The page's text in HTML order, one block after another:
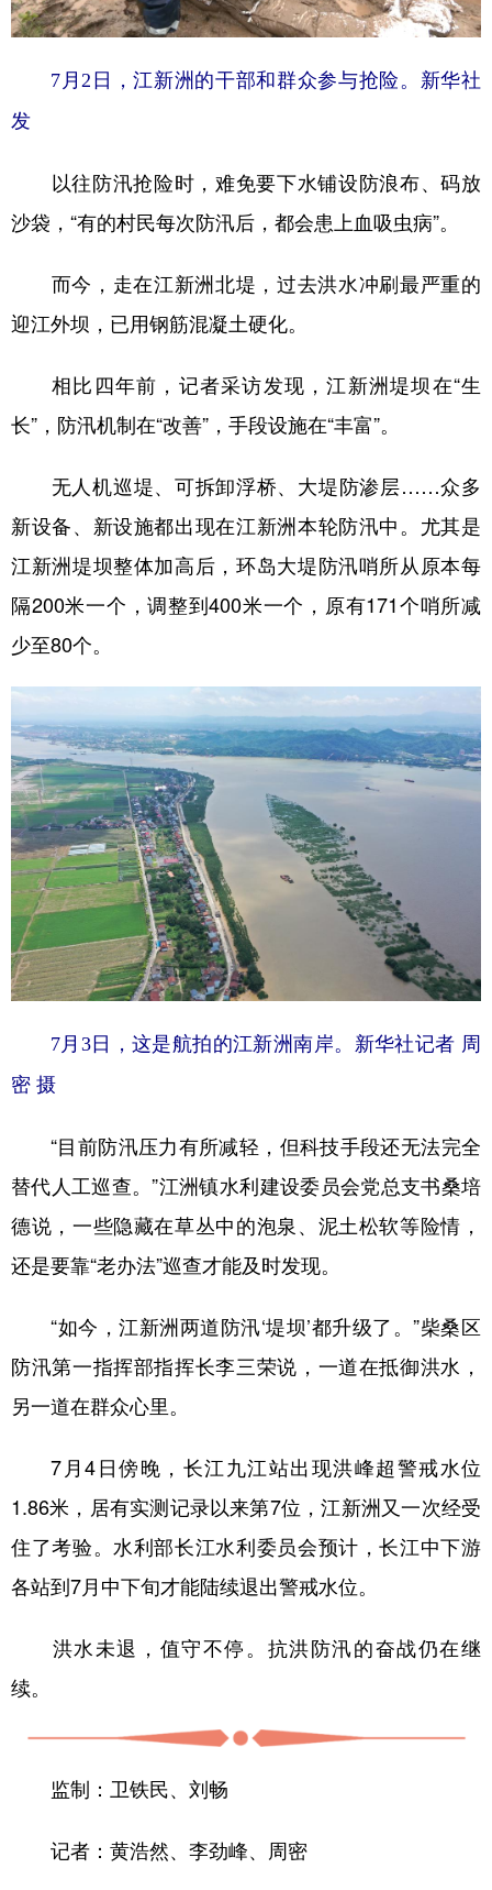
7月2日，江新洲的干部和群众参与抢险。新华社
发
以往防汛抢险时，难免要下水铺设防浪布、码放
沙袋，“有的村民每次防汛后，都会患上血吸虫病”。
而今，走在江新洲北堤，过去洪水冲刷最严重的
迎江外坝，已用钢筋混凝土硬化。
相比四年前，记者采访发现，江新洲堤坝在“生
长”，防汛机制在“改善”，手段设施在“丰富”。
无人机巡堤、可拆卸浮桥、大堤防渗层……众多
新设备、新设施都出现在江新洲本轮防汛中。尤其是
江新洲堤坝整体加高后，环岛大堤防汛哨所从原本每
隔200米一个，调整到400米一个，原有171个哨所减
少至80个。
7月3日，这是航拍的江新洲南岸。新华社记者 周
密 摄
“目前防汛压力有所减轻，但科技手段还无法完全
替代人工巡查。”江洲镇水利建设委员会党总支书桑培
德说，一些隐藏在草丛中的泡泉、泥土松软等险情，
还是要靠“老办法”巡查才能及时发现。
“如今，江新洲两道防汛‘堤坝’都升级了。”柴桑区
防汛第一指挥部指挥长李三荣说，一道在抵御洪水，
另一道在群众心里。
7月4日傍晚，长江九江站出现洪峰超警戒水位
1.86米，居有实测记录以来第7位，江新洲又一次经受
住了考验。水利部长江水利委员会预计，长江中下游
各站到7月中下旬才能陆续退出警戒水位。
洪水未退，值守不停。抗洪防汛的奋战仍在继
续。
监制：卫铁民、刘畅
记者：黄浩然、李劲峰、周密